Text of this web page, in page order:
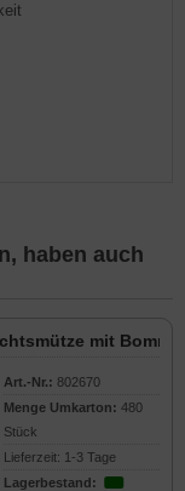
haben auch
mit Bommel
Art.-Nr.: 802670
Menge Umkarton: 480
Stück
Lieferzeit: 1-3 Tage
Lagerbestand: